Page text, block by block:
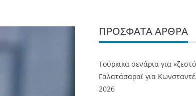
ΠΡΌΣΦΑΤΑ ΆΡΘΡΑ
Τούρκικα σενάρια για
Γαλατάσαραϊ για
2026